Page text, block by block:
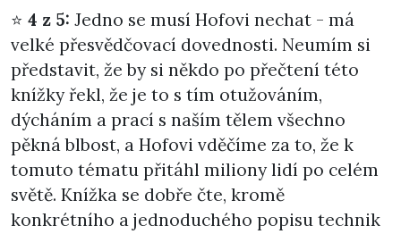
⭐ 4 z 5: Jedno se musí Hofovi nechat - má
velké přesvědčovací dovednosti. Neumím si
představit, že by si někdo po přečtení této
knížky řekl, že je to s tím otužováním,
dýcháním a prací s naším tělem všechno
pěkná blbost, a Hofovi vděčíme za to, že k
tomuto tématu přitáhl miliony lidí po celém
světě. Knížka se dobře čte, kromě
konkrétního a jednoduchého popisu technik